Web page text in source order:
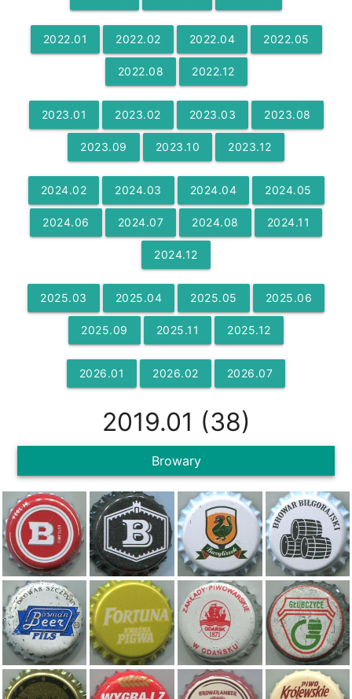
2022.01 2022.02 2022.04 2022.05
2022.08 2022.12
2023.01 2023.02 2023.03 2023.08
2023.09 2023.10 2023.12
2024.02 2024.03 2024.04 2024.05
2024.06 2024.07 2024.08 2024.11
2024.12
2025.03 2025.04 2025.05 2025.06
2025.09 2025.11 2025.12
2026.01 2026.02 2026.07
2019.01 (38)
Browary